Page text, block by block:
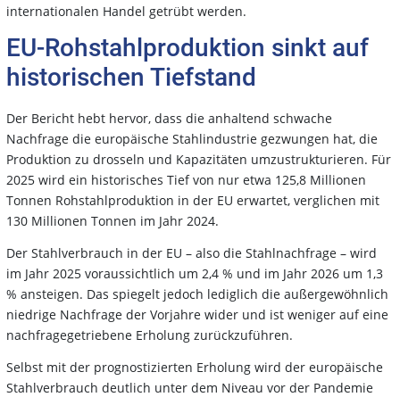
internationalen Handel getrübt werden.
EU-Rohstahlproduktion sinkt auf
historischen Tiefstand
Der Bericht hebt hervor, dass die anhaltend schwache
Nachfrage die europäische Stahlindustrie gezwungen hat, die
Produktion zu drosseln und Kapazitäten umzustrukturieren. Für
2025 wird ein historisches Tief von nur etwa 125,8 Millionen
Tonnen Rohstahlproduktion in der EU erwartet, verglichen mit
130 Millionen Tonnen im Jahr 2024.
Der Stahlverbrauch in der EU – also die Stahlnachfrage – wird
im Jahr 2025 voraussichtlich um 2,4 % und im Jahr 2026 um 1,3
% ansteigen. Das spiegelt jedoch lediglich die außergewöhnlich
niedrige Nachfrage der Vorjahre wider und ist weniger auf eine
nachfragegetriebene Erholung zurückzuführen.
Selbst mit der prognostizierten Erholung wird der europäische
Stahlverbrauch deutlich unter dem Niveau vor der Pandemie